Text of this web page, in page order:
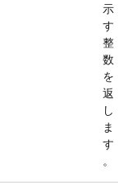
示
す
整
数
を
返
し
ま
す
。